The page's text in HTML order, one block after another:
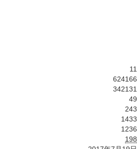
11
624166
342131
49
243
1433
1236
198